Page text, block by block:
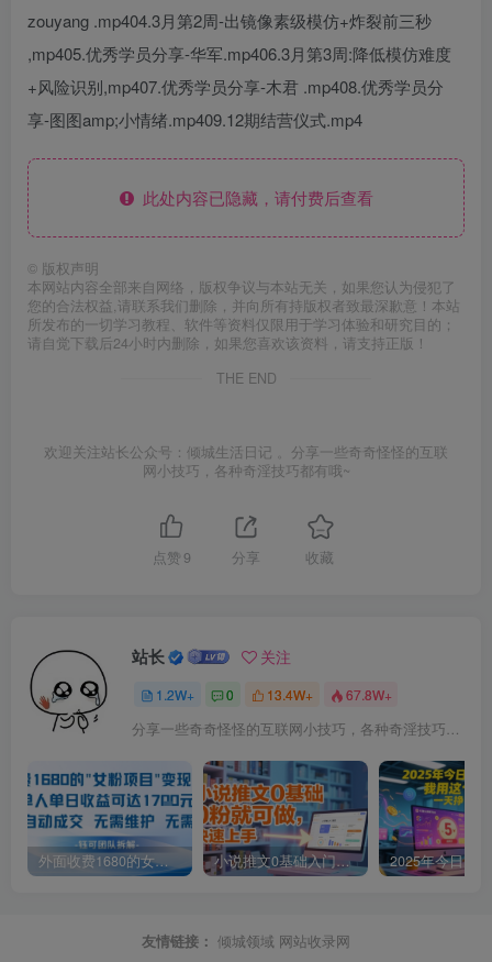
zouyang .mp404.3月第2周-出镜像素级模仿+炸裂前三秒
,mp405.优秀学员分享-华军.mp406.3月第3周:降低模仿难度
+风险识别,mp407.优秀学员分享-木君 .mp408.优秀学员分
享-图图amp;小情绪.mp409.12期结营仪式.mp4
此处内容已隐藏，请付费后查看
© 版权声明
本网站内容全部来自网络，版权争议与本站无关，如果您认为侵犯了
您的合法权益,请联系我们删除，并向所有持版权者致最深歉意！本站
所发布的一切学习教程、软件等资料仅限用于学习体验和研究目的；
请自觉下载后24小时内删除，如果您喜欢该资料，请支持正版！
THE END
欢迎关注站长公众号：倾城生活日记 。分享一些奇奇怪怪的互联
网小技巧，各种奇淫技巧都有哦~
点赞 9 分享 收藏
站长 关注
1.2W+ 0 13.4W+ 67.8W+
外面收费1680的女粉项目变现，单人单日收益可达1.7k，全自动成交无需维护 小说推文0基础入门教程，0粉就可做，快速上手
友情链接： 倾城领域 网站收录网